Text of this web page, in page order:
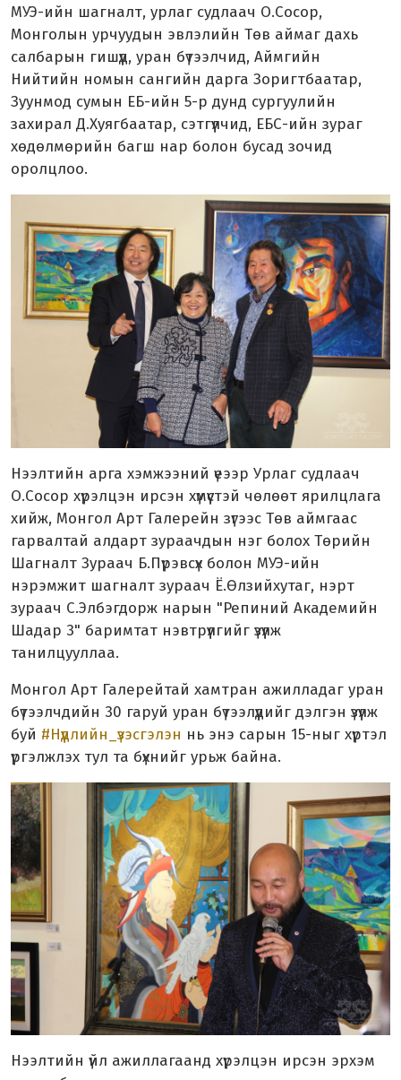
МУЭ-ийн шагналт, урлаг судлаач О.Сосор,
Монголын урчуудын эвлэлийн Төв аймаг дахь
салбарын гишүүд, уран бүтээлчид, Аймгийн
Нийтийн номын сангийн дарга Зоригтбаатар,
Зуунмод сумын ЕБ-ийн 5-р дунд сургуулийн
захирал Д.Хуягбаатар, сэтгүүлчид, ЕБС-ийн зураг
хөдөлмөрийн багш нар болон бусад зочид
оролцлоо.
Нээлтийн арга хэмжээний үеээр Урлаг судлаач
О.Сосор хүрэлцэн ирсэн хүмүүстэй чөлөөт ярилцлага
хийж, Монгол Арт Галерейн зүгээс Төв аймгаас
гарвалтай алдарт зураачдын нэг болох Төрийн
Шагналт Зураач Б.Пүрэвсүх болон МУЭ-ийн
нэрэмжит шагналт зураач Ё.Өлзийхутаг, нэрт
зураач С.Элбэгдорж нарын "Репиний Академийн
Шадар 3" баримтат нэвтрүүлгийг үзүүлж
танилцууллаа.
Монгол Арт Галерейтай хамтран ажилладаг уран
бүтээлчдийн 30 гаруй уран бүтээлүүдийг дэлгэн үзүүлж
буй #Нүүдлийн_үзэсгэлэн нь энэ сарын 15-ныг хүртэл
үргэлжлэх тул та бүхнийг урьж байна.
Нээлтийн үйл ажиллагаанд хүрэлцэн ирсэн эрхэм